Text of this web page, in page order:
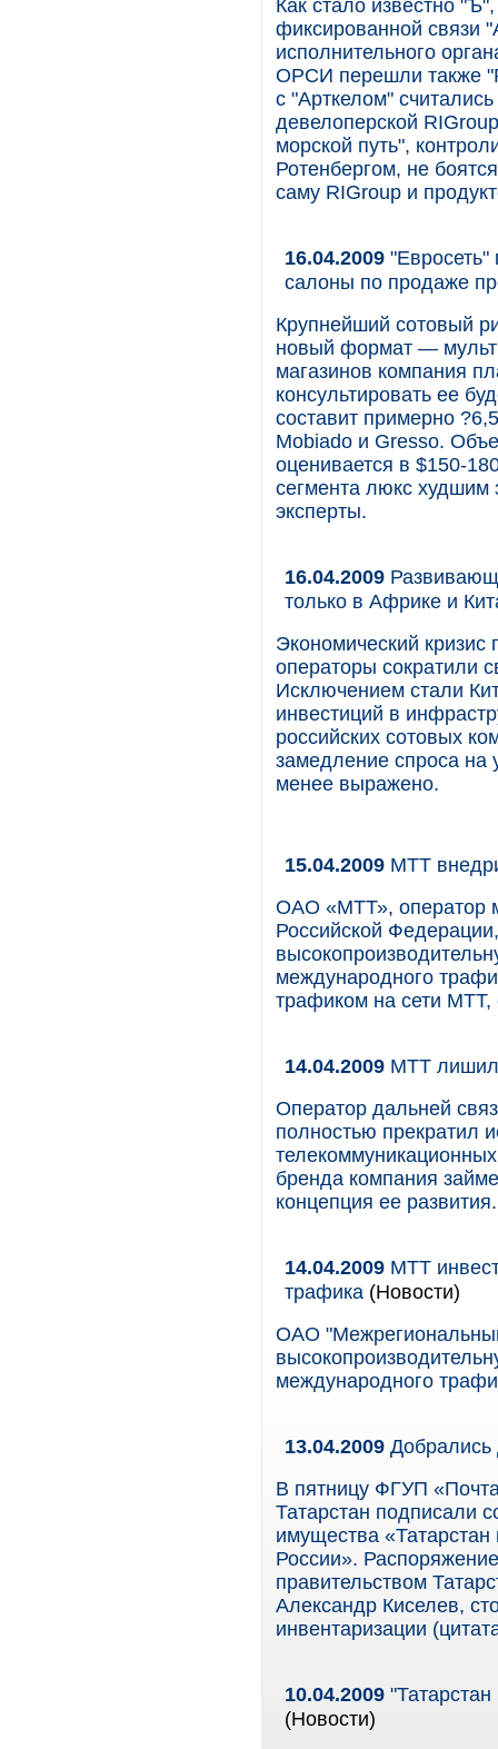
Как стало известно
фиксированной связи
исполнительного
ОРСИ перешли также
с "Арткелом"
девелоперской
морской путь",
Ротенбергом, не
саму RIGroup и
16.04.2009
салоны по продаже
Крупнейший сотовый
новый формат —
магазинов компания
консультировать ее
составит примерно
Mobiado и Gresso.
оценивается в $150-
сегмента люкс худшим
эксперты.
16.04.2009
только в Африке и
Экономический кризис
операторы сократили
Исключением стали
инвестиций в
российских сотовых
замедление спроса на
менее выражено.
15.04.2009 МТТ
ОАО «МТТ», оператор
Российской
международного
трафиком на сети МТТ,
14.04.2009 МТТ
Оператор дальней
полностью прекратил
бренда компания
концепция ее развития.
14.04.2009 МТТ
трафика (Новости)
ОАО
международного
13.04.2009 Добрались
В пятницу ФГУП
Татарстан подписали
имущества
России».
правительством
Александр Киселев,
инвентаризации
10.04.2009
(Новости)